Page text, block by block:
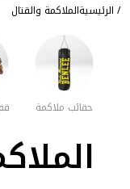
الرئيسيةالملاكمة والقتال
حقائب ملاكمة